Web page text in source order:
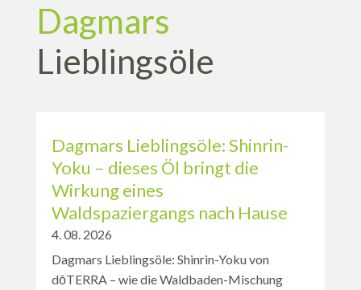
Dagmars
Lieblingsöle
Dagmars Lieblingsöle: Shinrin-
Yoku – dieses Öl bringt die
Wirkung eines
Waldspaziergangs nach Hause
4. 08. 2026
Dagmars Lieblingsöle: Shinrin-Yoku von
dōTERRA – wie die Waldbaden-Mischung